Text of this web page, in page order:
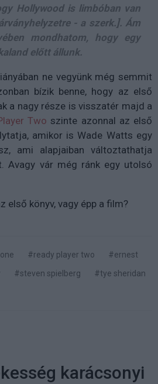
Hollywood is limbóban van
- a szerk.]. Ám
mondhatom, hogy egy
előtt állunk.
ne vegyünk még semmit
bízik benne, hogy az első
a nagy része is visszatér majd a
Two szinte azonnal az első
amikor is Wade Watts egy
ami alapjaiban változtathatja
Avagy vár még ránk egy utolsó
első könyv, vagy épp a film?
#ready player two
#ernest
#steven spielberg
#tye sheridan
karácsonyi